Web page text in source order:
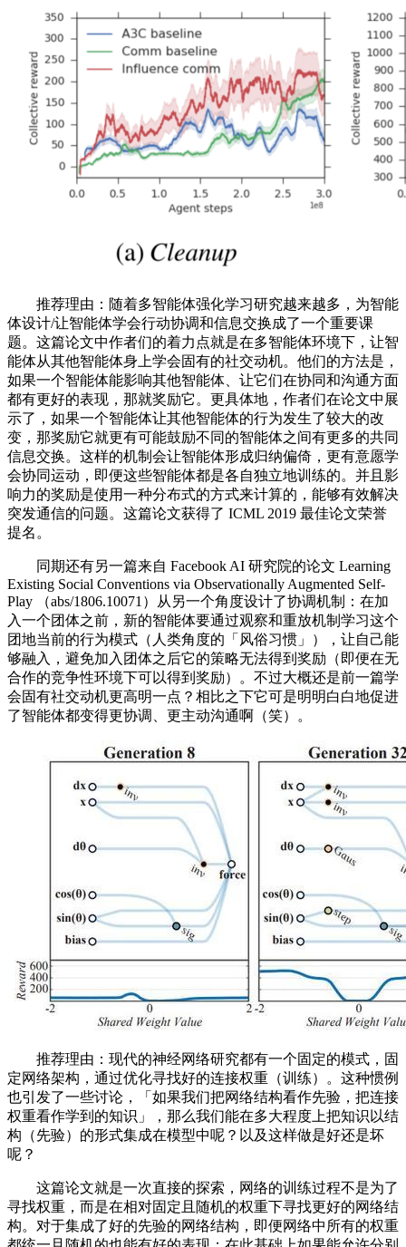
推荐理由：随着多智能体强化学习研究越来越多，为智能
体设计/让智能体学会行动协调和信息交换成了一个重要课
题。这篇论文中作者们的着力点就是在多智能体环境下，让智
能体从其他智能体身上学会固有的社交动机。他们的方法是，
如果一个智能体能影响其他智能体、让它们在协同和沟通方面
都有更好的表现，那就奖励它。更具体地，作者们在论文中展
示了，如果一个智能体让其他智能体的行为发生了较大的改
变，那奖励它就更有可能鼓励不同的智能体之间有更多的共同
信息交换。这样的机制会让智能体形成归纳偏倚，更有意愿学
会协同运动，即便这些智能体都是各自独立地训练的。并且影
响力的奖励是使用一种分布式的方式来计算的，能够有效解决
突发通信的问题。这篇论文获得了 ICML 2019 最佳论文荣誉
提名。
同期还有另一篇来自 Facebook AI 研究院的论文 Learning
Existing Social Conventions via Observationally Augmented Self-
Play （abs/1806.10071）从另一个角度设计了协调机制：在加
入一个团体之前，新的智能体要通过观察和重放机制学习这个
团地当前的行为模式（人类角度的「风俗习惯」），让自己能
够融入，避免加入团体之后它的策略无法得到奖励（即便在无
合作的竞争性环境下可以得到奖励）。不过大概还是前一篇学
会固有社交动机更高明一点？相比之下它可是明明白白地促进
了智能体都变得更协调、更主动沟通啊（笑）。
推荐理由：现代的神经网络研究都有一个固定的模式，固
定网络架构，通过优化寻找好的连接权重（训练）。这种惯例
也引发了一些讨论，「如果我们把网络结构看作先验，把连接
权重看作学到的知识」，那么我们能在多大程度上把知识以结
构（先验）的形式集成在模型中呢？以及这样做是好还是坏
呢？
这篇论文就是一次直接的探索，网络的训练过程不是为了
寻找权重，而是在相对固定且随机的权重下寻找更好的网络结
构。对于集成了好的先验的网络结构，即便网络中所有的权重